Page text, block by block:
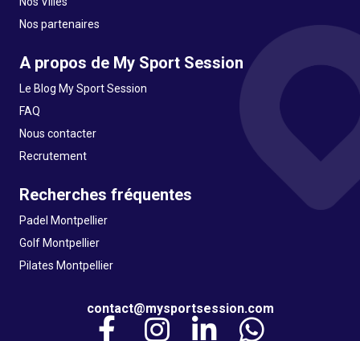
Nos partenaires
A propos de My Sport Session
Le Blog My Sport Session
FAQ
Nous contacter
Recrutement
Recherches fréquentes
Padel Montpellier
Golf Montpellier
Pilates Montpellier
contact@mysportsession.com